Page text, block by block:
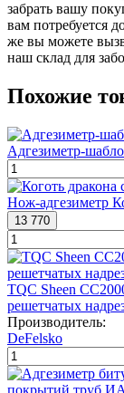
забрать вашу
вам потребуется
же вы можете
наш склад для
Похожие
Адгезиметр-
Нож-адгезиметр
13 770
TQC Sheen
решетчатых
Производитель:
DeFelsko